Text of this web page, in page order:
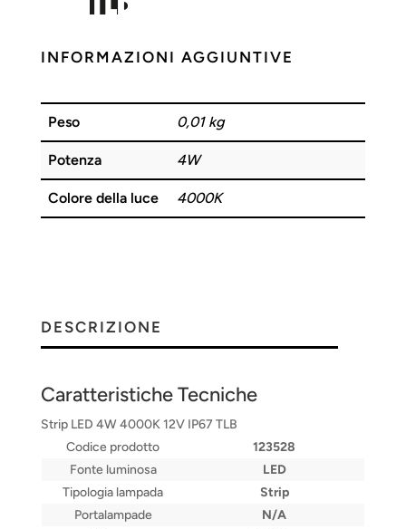
quantità
INFORMAZIONI AGGIUNTIVE
Peso 0,01 kg
Potenza 4W
Colore della luce 4000K
DESCRIZIONE
Caratteristiche Tecniche
Strip LED 4W 4000K 12V IP67 TLB
Codice prodotto
123528
Fonte luminosa
LED
Tipologia lampada
Strip
Portalampade
N/A